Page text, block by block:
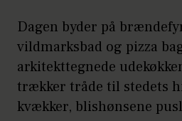
Dagen byder på
vildmarksbad og pizza
arkitekttegnede
trækker tråde til stedets
kvækker, blishønsene